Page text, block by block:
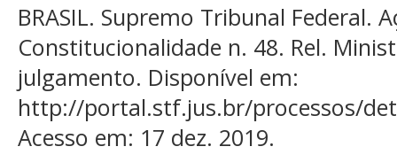
BRASIL. Supremo Tribunal Federal.
Constitucionalidade n. 48. Rel.
julgamento. Disponível em:
http://portal.stf.jus.br/processos/
Acesso em: 17 dez. 2019.